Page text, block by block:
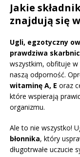
Jakie
znajdują się
Ugli, egzotyczny
prawdziwa
wszystkim, obfituje w
naszą odporność.
witaminę A, E oraz
które wspierają
organizmu.
Ale to nie wszystko!
błonnika, który
długotrwałe uczucie